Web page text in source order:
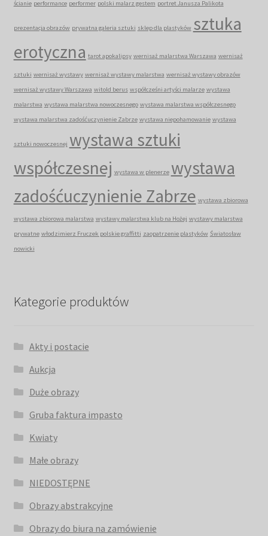
ścianie performance performer polski malarz gestem portret Janusza Palikota
prezentacja obrazów prywatna galeria sztuki sklep dla plastyków sztuka
erotyczna tarot apokalipsy wernisaż malarstwa Warszawa wernisaż
sztuki wernisaż wystawy wernisaż wystawy malarstwa wernisaż wystawy obrazów
wernisaż wystawy Warszawa witold berus współcześni artyści malarze wystawa
malarstwa wystawa malarstwa nowoczesnego wystawa malarstwa współczesnego
wystawa malarstwa zadośćuczynienie Zabrze wystawa niepohamowanie wystawa
sztuki nowoczesnej wystawa sztuki
współczesnej wystawa w plenerze wystawa
zadośćuczynienie Zabrze wystawa zbiorowa
wystawa zbiorowa malarstwa wystawy malarstwa klub na Hożej wystawy malarstwa
prywatne włodzimierz Fruczek polskie graffitti zaopatrzenie plastyków Światosław
nowicki
Kategorie produktów
Akty i postacie
Aukcja
Duże obrazy
Gruba faktura impasto
Kwiaty
Małe obrazy
NIEDOSTĘPNE
Obrazy abstrakcyjne
Obrazy do biura na zamówienie